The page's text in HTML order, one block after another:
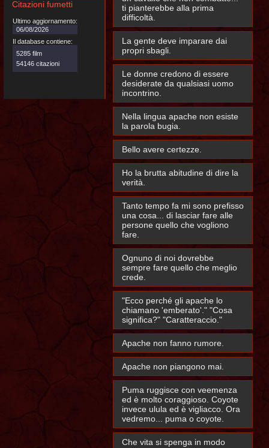
Citazioni fumetti
Ultimo aggiornamento:
06/08/2026
Il database contiene:
5285 film
54146 citazioni
ti pianterebbe alla prima
difficoltà.
La gente deve imparare dai
propri sbagli.
Le donne credono di essere
desiderate da qualsiasi uomo
incontrino.
Nella lingua apache non esiste
la parola bugia.
Bello avere certezze.
Ho la brutta abitudine di dire la
verità.
Tanto tempo fa mi sono prefisso
una cosa... di lasciar fare alle
persone quello che vogliono
fare.
Ognuno di noi dovrebbe
sempre fare quello che meglio
crede.
"Ecco perché gli apache lo
chiamano 'emberato'." "Cosa
significa?" "Caratteraccio."
Apache non fanno rumore.
Apache non piangono mai.
Puma ruggisce con veemenza
ed è molto coraggioso. Coyote
invece ulula ed è vigliacco. Ora
vedremo... puma o coyote.
Che vita si spenga in modo